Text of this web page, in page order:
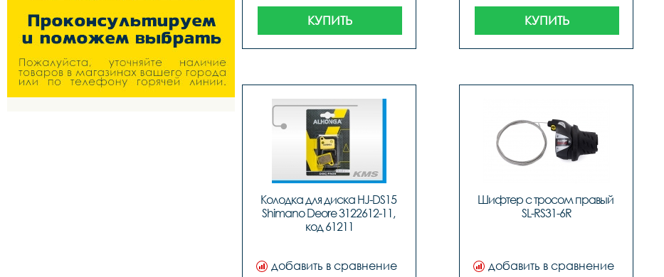
КУПИТЬ КУПИТЬ
Колодка для диска HJ-DS15
Shimano Deore 3122612-11,
код 61211
добавить в сравнение
Шифтер с тросом правый
SL-RS31-6R
добавить в сравнение